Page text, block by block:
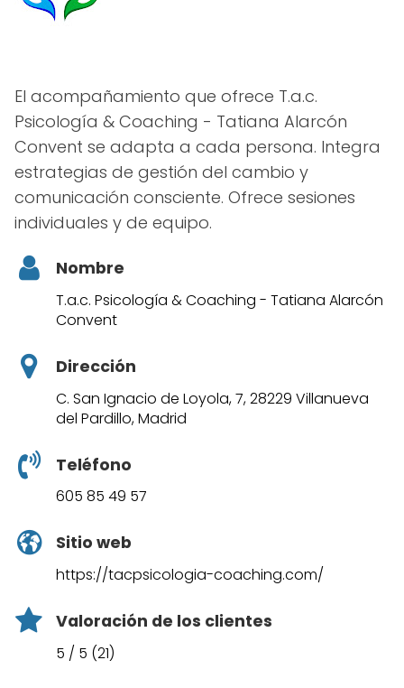
El acompañamiento que ofrece T.a.c.
Psicología & Coaching - Tatiana Alarcón
Convent se adapta a cada persona. Integra
estrategias de gestión del cambio y
comunicación consciente. Ofrece sesiones
individuales y de equipo.
Nombre
T.a.c. Psicología & Coaching - Tatiana Alarcón
Convent
Dirección
C. San Ignacio de Loyola, 7, 28229 Villanueva
del Pardillo, Madrid
Teléfono
605 85 49 57
Sitio web
https://tacpsicologia-coaching.com/
Valoración de los clientes
5 / 5 (21)